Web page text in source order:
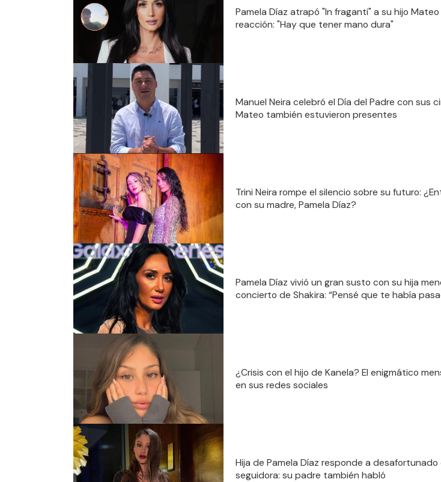
Pamela Díaz atrapó "In fraganti" a su hijo
reacción: "Hay que tener mano dura"
Manuel Neira celebró el Día del Padre con sus
Mateo también estuvieron presentes
Trini Neira rompe el silencio sobre su futuro:
con su madre, Pamela Díaz?
Pamela Díaz vivió un gran susto con su hija
concierto de Shakira: “Pensé que te había
¿Crisis con el hijo de Kanela? El enigmático
en sus redes sociales
Hija de Pamela Díaz responde a
seguidora: su padre también habló